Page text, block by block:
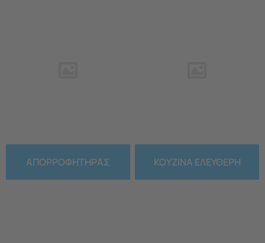
ΑΠΟΡΡΟΦΗΤΗΡΑΣ ΚΟΥΖΙΝΑ ΕΛΕΥΘΕΡΗ